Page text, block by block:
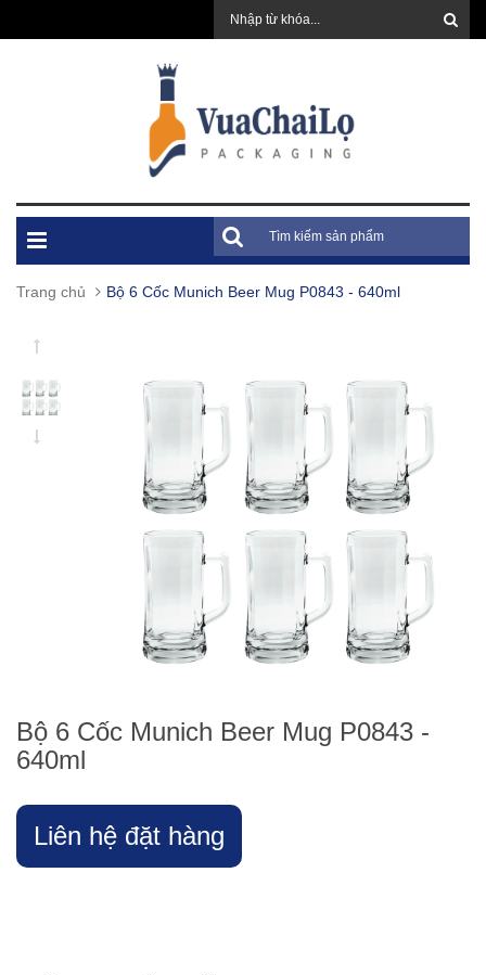
Trang chủ Bộ 6 Cốc Munich Beer Mug P0843 - 640ml
Bộ 6 Cốc Munich Beer Mug P0843 -
640ml
Liên hệ đặt hàng